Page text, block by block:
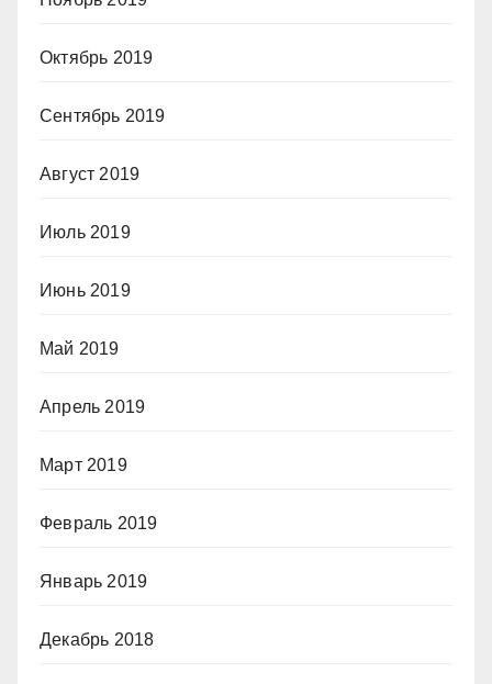
Октябрь 2019
Сентябрь 2019
Август 2019
Июль 2019
Июнь 2019
Май 2019
Апрель 2019
Март 2019
Февраль 2019
Январь 2019
Декабрь 2018